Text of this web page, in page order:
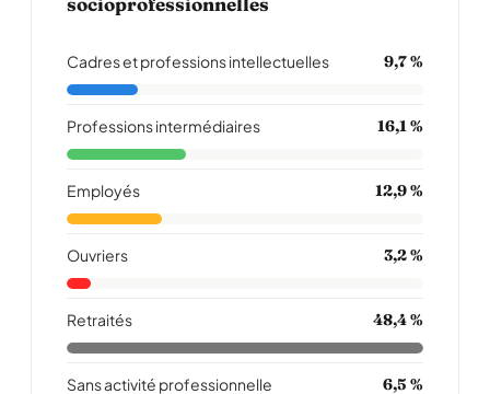
Cadres et professions intellectuelles 9,7 %
Professions intermédiaires 16,1 %
Employés 12,9 %
Ouvriers 3,2 %
Retraités 48,4 %
Sans activité professionnelle 6,5 %